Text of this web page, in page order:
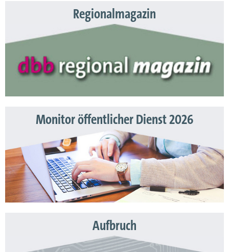
Regionalmagazin
Monitor öffentlicher Dienst 2026
Aufbruch